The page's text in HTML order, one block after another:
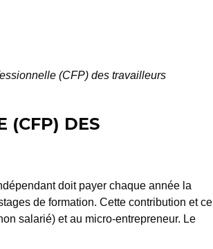
(CFP) des travailleurs
(CFP) DES
doit payer chaque année la
de formation. Cette contribution et ce
salarié) et au micro-entrepreneur. Le